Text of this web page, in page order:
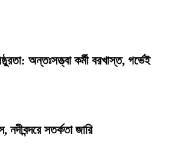
অন্তঃসত্ত্বা কর্মী বরখাস্ত, গর্ভেই
নদীবন্দরে সতর্কতা জারি